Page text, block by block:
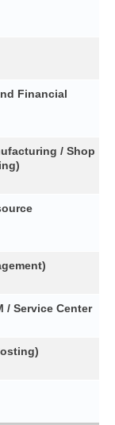
Financial
/ Shop
/ Service Center